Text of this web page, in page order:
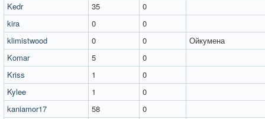
Kedr
35
0
kira
0
0
klimistwood
0 0
Ойкумена
Komar
5
0
Kriss
1
0
Kylee
1
0
kaniamor17
58
0